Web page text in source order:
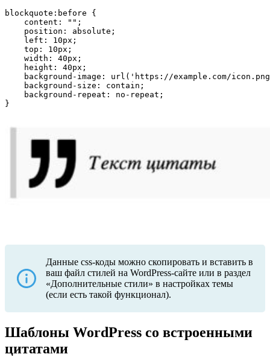
blockquote:before {
    content: "";
    position: absolute;
    left: 10px;
    top: 10px;
    width: 40px;
    height: 40px;
background-image: url('https://example.com/
    background-size: contain;
    background-repeat: no-repeat;
Данные css-коды можно скопировать и вставить в
ваш файл стилей на WordPress-сайте или в раздел
«Дополнительные стили» в настройках темы
(если есть такой функционал).
Шаблоны WordPress со встроенными
цитатами